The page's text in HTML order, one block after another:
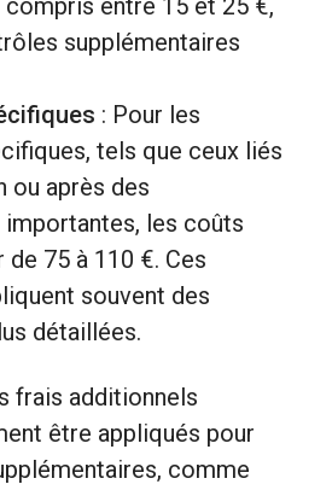
entre 15 et 25 €,
supplémentaires
: Pour les
tels que ceux liés
ou après des
les coûts
de 75 à 110 €. Ces
souvent des
détaillées.
frais additionnels
être appliqués pour
comme